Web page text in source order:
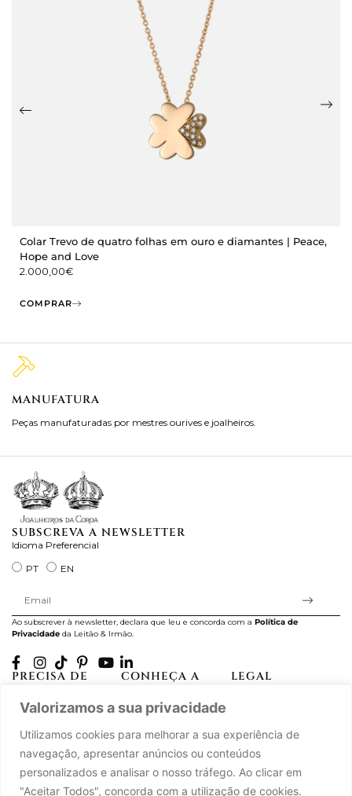
Valorizamos a sua privacidade
Utilizamos cookies para melhorar a sua experiência de
navegação, apresentar anúncios ou conteúdos
personalizados e analisar o nosso tráfego. Ao clicar em
"Aceitar Todos", concorda com a utilização de cookies.
Colar Trevo de quatro folhas em ouro e diamantes | Peace,
Hope and Love
2.000,00€
COMPRAR
MANUFATURA
Peças manufaturadas por mestres ourives e joalheiros.
SUBSCREVA A NEWSLETTER
Idioma Preferencial
PT
EN
Ao subscrever à newsletter, declara que leu e concorda com a Política de
Privacidade da Leitão & Irmão.
PRECISA DE
A minha conta
Contacte-nos
CONHEÇA A
História
LEGAL
Termos e Condições
Livro de Reclamações